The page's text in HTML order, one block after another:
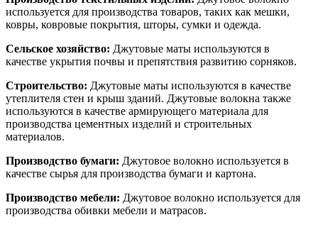
используется для производства товаров, таких как мешки,
ковры, ковровые покрытия, шторы, сумки и одежда.
Сельское хозяйство: Джутовые маты используются в
качестве укрытия почвы и препятствия развитию сорняков.
Строительство: Джутовые маты используются в качестве
утеплителя стен и крыш зданий. Джутовые волокна также
используются в качестве армирующего материала для
производства цементных изделий и строительных
материалов.
Производство бумаги: Джутовое волокно используется в
качестве сырья для производства бумаги и картона.
Производство мебели: Джутовое волокно используется для
производства обивки мебели и матрасов.